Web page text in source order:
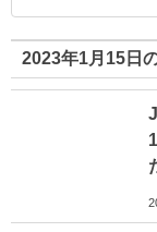
2023年1月15日